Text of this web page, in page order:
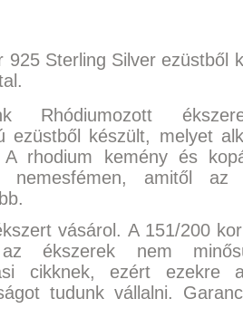
925 Sterling Silver ezüstből
Rhódiumozott
ezüstből készült, melyet
A rhodium kemény és
nemesfémen, amitől az
vásárol. A 151/200
ékszerek nem
cikknek, ezért ezekre
tudunk vállalni.